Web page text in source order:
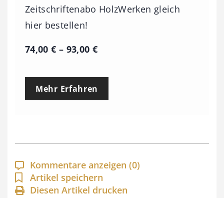
Zeitschriftenabo HolzWerken gleich
hier bestellen!
74,00€ – 93,00 €P
e
p
a
n
n
Mehr Erfahren
Kommentare anzeigen (0)
Artikel speichern
Diesen Artikel drucken